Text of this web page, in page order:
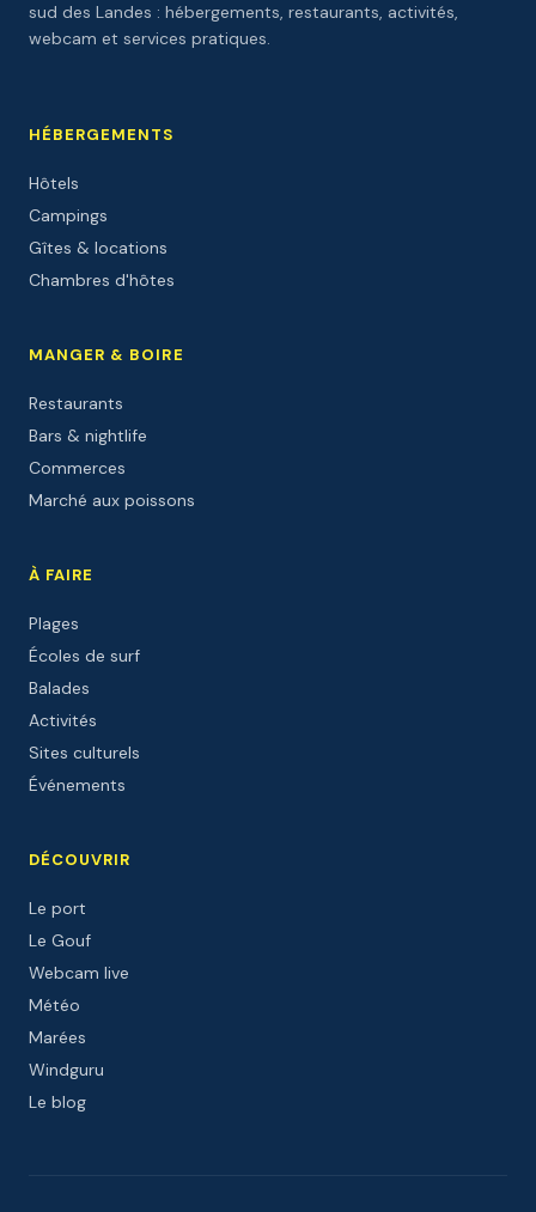
sud des Landes : hébergements, restaurants, activités,
webcam et services pratiques.
HÉBERGEMENTS
Hôtels
Campings
Gîtes & locations
Chambres d'hôtes
MANGER & BOIRE
Restaurants
Bars & nightlife
Commerces
Marché aux poissons
À FAIRE
Plages
Écoles de surf
Balades
Activités
Sites culturels
Événements
DÉCOUVRIR
Le port
Le Gouf
Webcam live
Météo
Marées
Windguru
Le blog